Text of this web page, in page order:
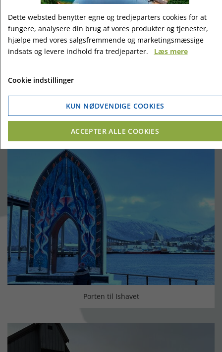
Longyearbyen
Porten til Ishavet
Dette websted benytter egne og tredjeparters cookies for at
fungere, analysere din brug af vores produkter og tjenester,
hjælpe med vores salgsfremmende og marketingsmæssige
indsats og levere indhold fra tredjeparter.
Læs mere
Cookie indstillinger
KUN NØDVENDIGE COOKIES
ACCEPTER ALLE COOKIES